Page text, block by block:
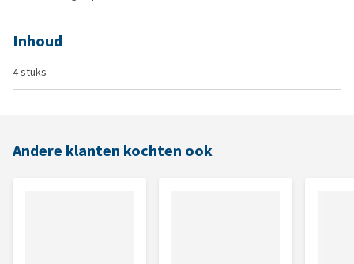
Inhoud
4 stuks
Andere klanten kochten ook